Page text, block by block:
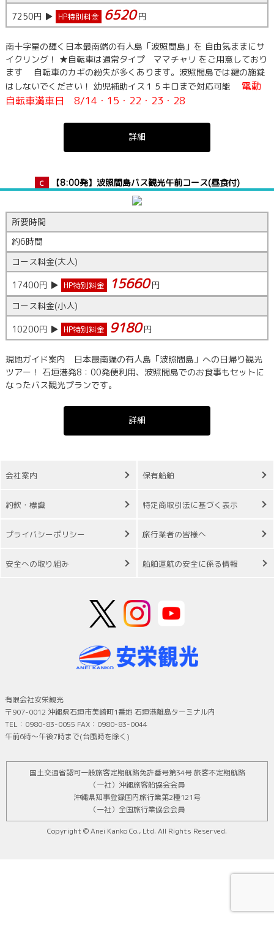
7250円 ▶ HP特別料金 6520 円
南十字星の輝く日本最南端の有人島「波照間島」を 自由気ままにサ
イクリング！ ★自転車は通常タイプ ママチャリ をご用意しており
ます 自転車のカギの紛失が多くあります。波照間島では鍵の施錠
はしないでください！ 幼児補助イス１５キロまで対応可能 電動
自転車満車日 8/14・15・22・23・28
詳細
C 【8:00発】波照間島バス観光午前コース(昼食付)
所要時間
約6時間
コース料金(大人)
17400円 ▶ HP特別料金 15660 円
コース料金(小人)
10200円 ▶ HP特別料金 9180 円
現地ガイド案内 日本最南端の有人島「波照間島」への日帰り観光
ツアー！ 石垣港発8：00発便利用、波照間島でのお食事もセットに
なったバス観光プランです。
詳細
会社案内 保有船舶
約款・標識 特定商取引法に基づく表示
プライバシーポリシー 旅行業者の皆様へ
安全への取り組み 船舶運航の安全に係る情報
有限会社安栄観光
〒907-0012 沖縄県石垣市美崎町1番地 石垣港離島ターミナル内
TEL：0980-83-0055 FAX：0980-83-0044
午前6時～午後7時まで(台風時を除く)
国土交通省認可一般旅客定期航路免許番号第34号 旅客不定期航路
（一社）沖縄旅客船協会会員
沖縄県知事登録国内旅行業第2種121号
（一社）全国旅行業協会会員
Copyright © Anei Kanko Co., Ltd. All Rights Reserved.